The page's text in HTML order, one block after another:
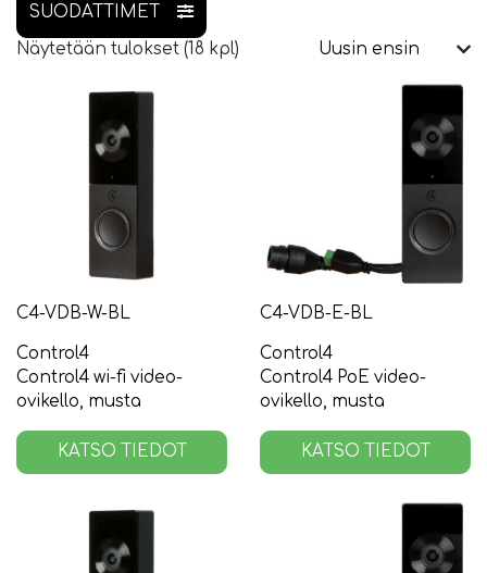
SUODATTIMET
Näytetään tulokset (18 kpl)
C4-VDB-W-BL
Control4
Control4 wi-fi video-
ovikello, musta
KATSO TIEDOT
C4-VDB-E-BL
Control4
Control4 PoE video-
ovikello, musta
KATSO TIEDOT